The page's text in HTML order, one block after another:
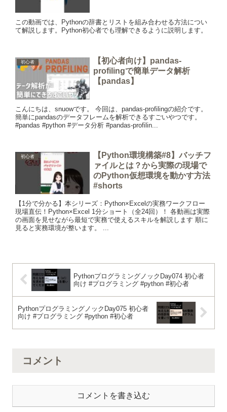
この動画では、Pythonの辞書とリストを組み合わせる方法につい
て解説します。Python初心者でも理解できるように説明します。
初心者
【初心者向け】pandas-
profilingで簡単データ解析
【pandas】
こんにちは、snuowです。 今回は、pandas-profilingの紹介です。
簡単にpandasのデータフレームを解析できるすごいやつです。
#pandas #python #データ分析 #pandas-profilin...
初心者
【Python環境構築#8】バッチフ
ァイルとは？から実際の現場で
のPython仮想環境を動かす方法
#shorts
【1分で分かる】本シリーズ：Python×Excelの実務ワークフロー
現場直伝！Python×Excel 1分ショート（全24回）！ 各動画は実際
の画面を見せながら最短で実務で使えるスキルを解説します 順に
見ると実務環境が整います。 ...
PythonプログラミングノックDay074 初心者
向け #プログラミング #python #初心者
PythonプログラミングノックDay075 初心者
向け #プログラミング #python #初心者
コメント
コメントを書き込む